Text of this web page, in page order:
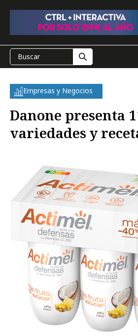
Empresas y Negocios
Danone presenta
variedades y